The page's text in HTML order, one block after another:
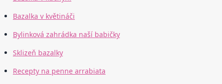
Bazalka v květináči
Bylinková zahrádka naší babičky
Sklizeň bazalky
Recepty na penne arrabiata